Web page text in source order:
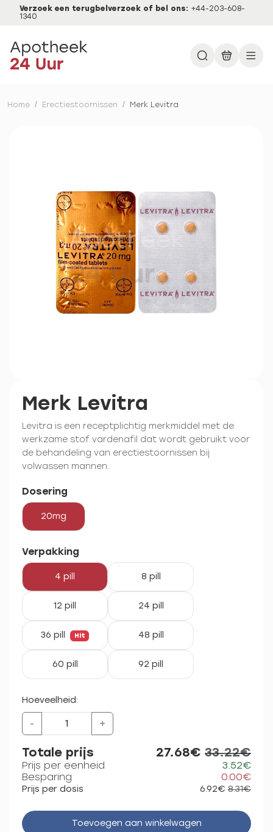
Verzoek een terugbelverzoek of bel ons: +44-203-608-
1340
Home / Erectiestoornissen / Merk Levitra
Merk Levitra
Levitra is een receptplichtig merkmiddel met de
werkzame stof vardenafil dat wordt gebruikt voor
de behandeling van erectiestoornissen bij
volwassen mannen.
Dosering
20mg
Verpakking
4 pill 8 pill
12 pill 24 pill
36 pill Hit 48 pill
60 pill 92 pill
Hoeveelheid:
- +
Totale prijs 27.68€ 33.22€
Prijs per eenheid
3.52€
Besparing
0.00€
Prijs per dosis 6.92€ 8.31€
Toevoegen aan winkelwagen